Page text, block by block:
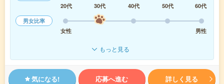
20代
30代 40代 50代
60代
男女比率
女性
男性
もっと見る
気になる! 応募へ進む 詳しく見る